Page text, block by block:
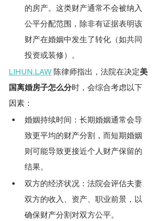
的房产。这类财产通常不会被纳入
公平分配范围，除非有证据表明该
财产在婚姻中发生了转化（如共同
投资或装修）。
LIHUN.LAW 陈律师指出，法院在决定美
国离婚房子怎么分时，会综合考虑以下
因素：
婚姻持续时间：长期婚姻通常会导
致更平均的财产分割，而短期婚姻
则可能导致更接近个人财产保留的
结果。
双方的经济状况：法院会评估夫妻
双方的收入、资产、职业前景，以
确保财产分割对双方公平。